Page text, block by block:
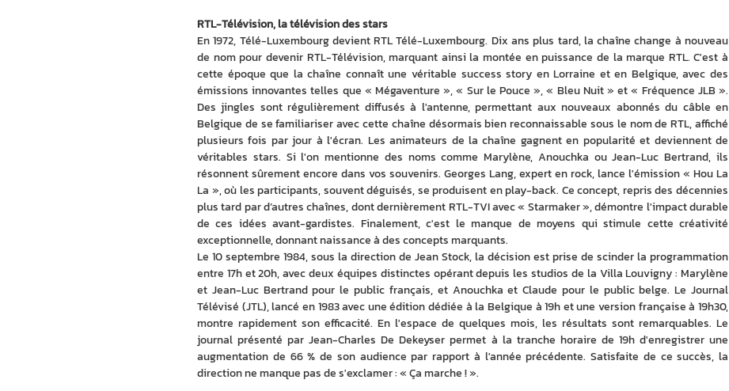
RTL-Télévision, la télévision des stars
En 1972, Télé-Luxembourg devient RTL Télé-Luxembourg. Dix ans plus tard, la chaîne change à nouveau
de nom pour devenir RTL-Télévision, marquant ainsi la montée en puissance de la marque RTL. C'est à
cette époque que la chaîne connaît une véritable success story en Lorraine et en Belgique, avec des
émissions innovantes telles que « Mégaventure », « Sur le Pouce », « Bleu Nuit » et « Fréquence JLB ».
Des jingles sont régulièrement diffusés à l'antenne, permettant aux nouveaux abonnés du câble en
Belgique de se familiariser avec cette chaîne désormais bien reconnaissable sous le nom de RTL, affiché
plusieurs fois par jour à l'écran. Les animateurs de la chaîne gagnent en popularité et deviennent de
véritables stars. Si l'on mentionne des noms comme Marylène, Anouchka ou Jean-Luc Bertrand, ils
résonnent sûrement encore dans vos souvenirs. Georges Lang, expert en rock, lance l'émission « Hou La
La », où les participants, souvent déguisés, se produisent en play-back. Ce concept, repris des décennies
plus tard par d’autres chaînes, dont dernièrement RTL-TVI avec « Starmaker », démontre l'impact durable
de ces idées avant-gardistes. Finalement, c'est le manque de moyens qui stimule cette créativité
exceptionnelle, donnant naissance à des concepts marquants.
Le 10 septembre 1984, sous la direction de Jean Stock, la décision est prise de scinder la programmation
entre 17h et 20h, avec deux équipes distinctes opérant depuis les studios de la Villa Louvigny : Marylène
et Jean-Luc Bertrand pour le public français, et Anouchka et Claude pour le public belge. Le Journal
Télévisé (JTL), lancé en 1983 avec une édition dédiée à la Belgique à 19h et une version française à 19h30,
montre rapidement son efficacité. En l'espace de quelques mois, les résultats sont remarquables. Le
journal présenté par Jean-Charles De Dekeyser permet à la tranche horaire de 19h d'enregistrer une
augmentation de 66 % de son audience par rapport à l'année précédente. Satisfaite de ce succès, la
direction ne manque pas de s'exclamer : « Ça marche ! ».